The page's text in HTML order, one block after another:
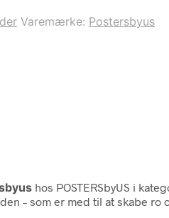
Varemærke: Postersbyus
hos POSTERSbyUS i
– som er med til at skabe